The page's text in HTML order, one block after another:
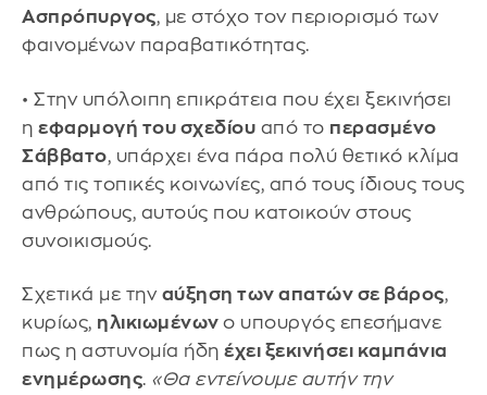
Ασπρόπυργος, με στόχο τον περιορισμό των
φαινομένων παραβατικότητας.
• Στην υπόλοιπη επικράτεια που έχει ξεκινήσει
η εφαρμογή του σχεδίου από το περασμένο
Σάββατο, υπάρχει ένα πάρα πολύ θετικό κλίμα
από τις τοπικές κοινωνίες, από τους ίδιους τους
ανθρώπους, αυτούς που κατοικούν στους
συνοικισμούς.
Σχετικά με την αύξηση των απατών σε βάρος,
κυρίως, ηλικιωμένων ο υπουργός επεσήμανε
πως η αστυνομία ήδη έχει ξεκινήσει καμπάνια
ενημέρωσης. «Θα εντείνουμε αυτήν την